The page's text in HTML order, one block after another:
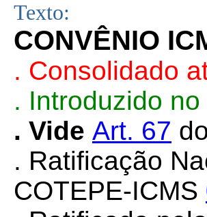
Texto:
CONVÊNIO
. Consolidado
. Introduzido
. Vide Art. 67
. Ratificação
COTEPE-ICMS